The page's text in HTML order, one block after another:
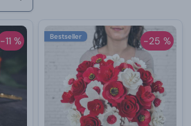
-11 % -25 %
Bestseller